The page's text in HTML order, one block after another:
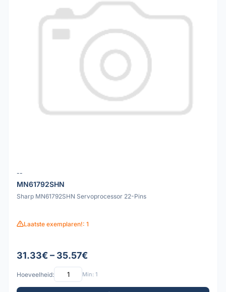
--
MN61792SHN
Sharp MN61792SHN Servoprocessor 22-Pins
Laatste exemplaren!: 1
31.33€ – 35.57€
Hoeveelheid: Min: 1